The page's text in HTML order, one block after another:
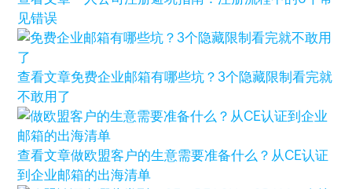
见错误
查看文章免费企业邮箱有哪些坑？3个隐藏限制看完就
不敢用了
查看文章做欧盟客户的生意需要准备什么？从CE认证
到企业邮箱的出海清单